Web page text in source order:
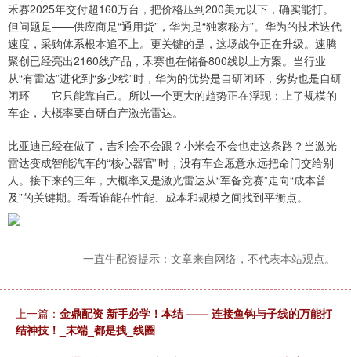
禾赛2025年交付超160万台，把价格压到200美元以下，确实能打。
但问题是——供应商是“通用货”，华为是“独家秘方”。华为的技术迭代
速度，采购体系根本追不上。更关键的是，这场战争正在升级。速腾
聚创已经亮出2160线产品，禾赛也在储备800线以上方案。当行业
从“有雷达”进化到“多少线”时，华为的优势是自研闭环，劣势也是自研
闭环——它只能靠自己。所以一个更大的趋势正在浮现：上了规模的
车企，大概率要自研自产激光雷达。
比亚迪已经在做了，吉利会不会跟？小米会不会也走这条路？当激光
雷达变成智能汽车的“核心器官”时，没有车企愿意永远把命门交给别
人。接下来的三年，大概率又是激光雷达从“军备竞赛”走向“成本普
及”的关键期。看看谁能在性能、成本和规模之间找到平衡点。
一直牛配资提示：文章来自网络，不代表本站观点。
上一篇： 金鼎配资 新手必学！本结 —— 连接鱼钩与子线的万能打
结神技！_末端_都是拽_线圈